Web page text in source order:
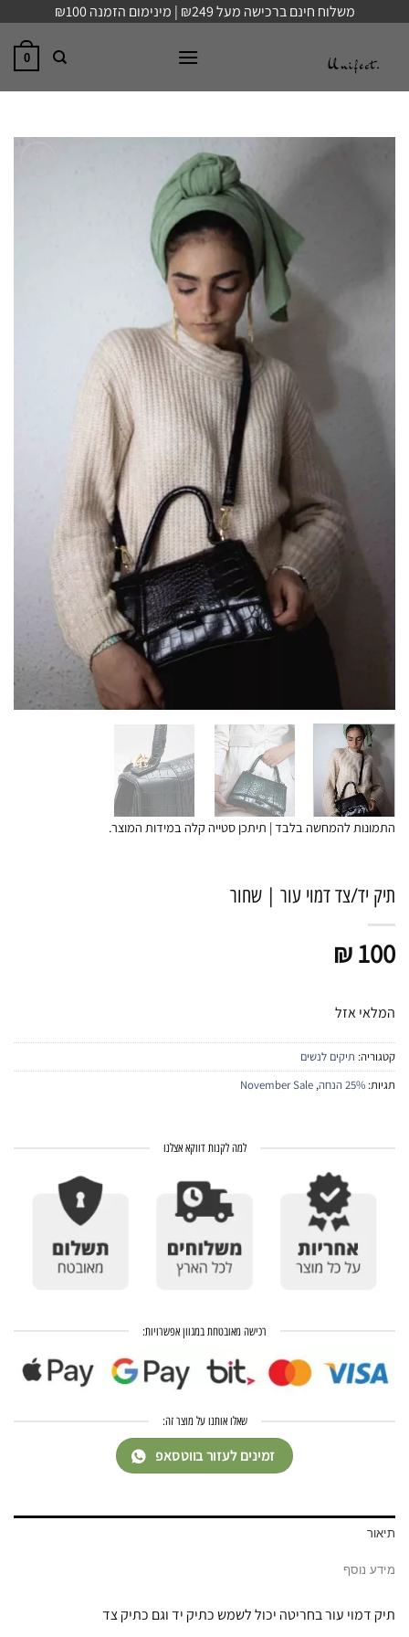
content
משלוח חינם ברכישה מעל ₪249 | מינימום הזמנה ₪100
0
התמונות להמחשה בלבד | תיתכן סטייה קלה במידות המוצר.
תיק יד/צד דמוי עור | שחור
₪100
המלאי אזל
קטגוריה: תיקים לנשים
תגיות: 25% הנחה ,
November Sale
למה לקנות דווקא אצלנו
רכישה מאובטחת במגוון אפשרויות:
שאלו אותנו על מוצר זה:
זמינים לעזור בווטסאפ
תיאור
מידע נוסף
תיק דמוי עור בחריטה יכול לשמש כתיק יד וגם כתיק צד